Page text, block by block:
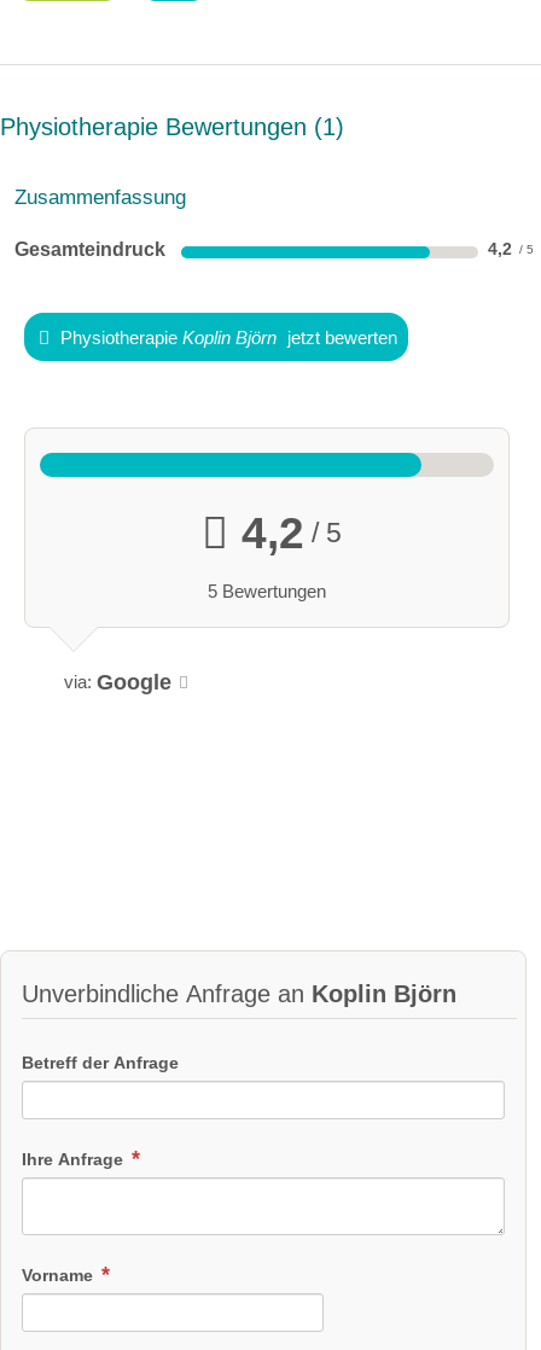
Physiotherapie Bewertungen 1
Zusammenfassung
Gesamteindruck 4,2
Physiotherapie Koplin Björn jetzt bewerten
4,2 / 5
5 Bewertungen
via: Google
Unverbindliche Anfrage an Koplin Björn
Betreff der Anfrage
Ihre Anfrage
Vorname